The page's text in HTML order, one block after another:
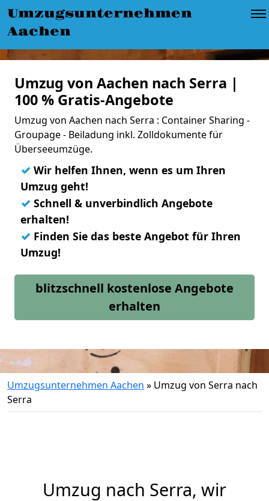
Umzugsunternehmen
Aachen
Umzug von Aachen nach Serra |
100 % Gratis-Angebote
Umzug von Aachen nach Serra : Container Sharing -
Groupage - Beiladung inkl. Zolldokumente für
Überseeumzüge.
✓ Wir helfen Ihnen, wenn es um Ihren
Umzug geht!
✓ Schnell & unverbindlich Angebote
erhalten!
✓ Finden Sie das beste Angebot für Ihren
Umzug!
blitzschnell kostenlose Angebote
erhalten
Umzugsunternehmen Aachen » Umzug von Serra nach
Serra
Umzug nach Serra, wir